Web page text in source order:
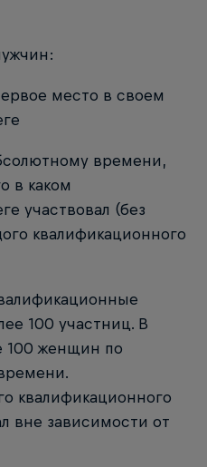
место в своем
времени,
в каком
участвовал (без
квалификационного
100 участниц. В
100 женщин по
квалификационного
вне зависимости от